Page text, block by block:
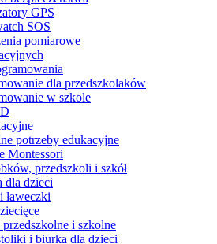
GPS
SOS
pomiarowe
dla przedszkolaków
w szkole
potrzeby edukacyjne
Montessori
przedszkoli i szkół
dla dzieci
przedszkolne i szkolne
i biurka dla dzieci